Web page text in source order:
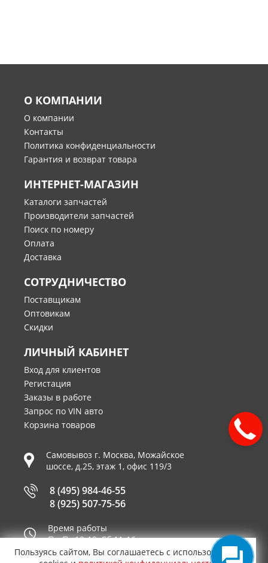
О КОМПАНИИ
О компании
Контакты
Политика конфиденциальности
Гарантия и возврат товара
ИНТЕРНЕТ-МАГАЗИН
Каталоги запчастей
Производители запчастей
Поиск по номеру
Оплата
Доставка
СОТРУДНИЧЕСТВО
Поставщикам
Оптовикам
Скидки
ЛИЧНЫЙ КАБИНЕТ
Вход для клиентов
Регистация
Заказы в работе
Запрос по VIN авто
Корзина товаров
Самовывоз г. Москва, Можайское
шоссе, д.25, этаж 1, офис 119/3
8 (495) 984-46-55
8 (925) 507-75-56
Время работы
Пн-Пт 10-19, Сб 11-16
Пользуясь сайтом, Вы соглашаетесь с использованием